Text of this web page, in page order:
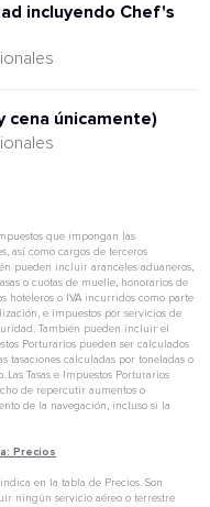
incluyendo Chef's
cena únicamente)
que impongan las
así como cargos de terceros
pueden incluir aranceles aduaneros,
o cuotas de muelle, honorarios de
hoteleros o IVA incurridos como parte
e impuestos por servicios de
También pueden incluir el
Porturarios pueden ser calculados
tasaciones calculadas por toneladas o
Tasas e Impuestos Porturarios
de repercutir aumentos o
de la navegación, incluso si la
Precios
indica en la tabla de Precios. Son
ningún servicio aéreo o terrestre